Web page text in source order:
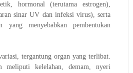
hormonal (terutama estrogen),
sinar UV dan infeksi virus), serta
yang menyebabkan pembentukan
tergantung organ yang terlibat.
meliputi kelelahan, demam, nyeri